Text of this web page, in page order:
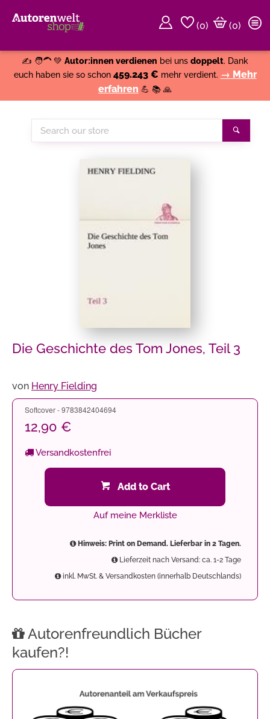
(0)
(0)
✍️ 🧑‍🦱 💚 Autor:innen verdienen bei uns doppelt. Dank
euch haben sie so schon 459.243 € mehr verdient. → Mehr
erfahren 💪 📚 🙏
Search
our
Die Geschichte des Tom Jones, Teil 3
von Henry Fielding
Softcover - 9783842404694
12,90 €
Versandkostenfrei
Add to Cart
Auf meine Merkliste
Hinweis: Print on Demand. Lieferbar in 2 Tagen.
Lieferzeit nach Versand: ca. 1-2 Tage
inkl. MwSt. & Versandkosten (innerhalb Deutschlands)
Autorenfreundlich Bücher
kaufen?!